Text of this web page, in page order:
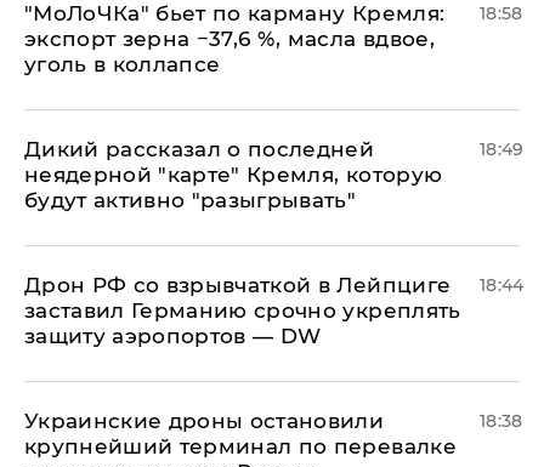
​"МоЛоЧКа" бьет по карману Кремля:
экспорт зерна −37,6 %, масла вдвое,
уголь в коллапсе
18:58
Дикий рассказал о последней
неядерной "карте" Кремля, которую
будут активно "разыгрывать"
18:49
​Дрон РФ со взрывчаткой в Лейпциге
заставил Германию срочно укреплять
защиту аэропортов — DW
18:44
Украинские дроны остановили
крупнейший терминал по перевалке
18:38